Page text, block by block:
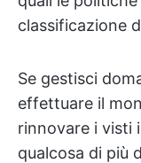
classificazione
Se gestisci
effettuare il
rinnovare i visti
qualcosa di più